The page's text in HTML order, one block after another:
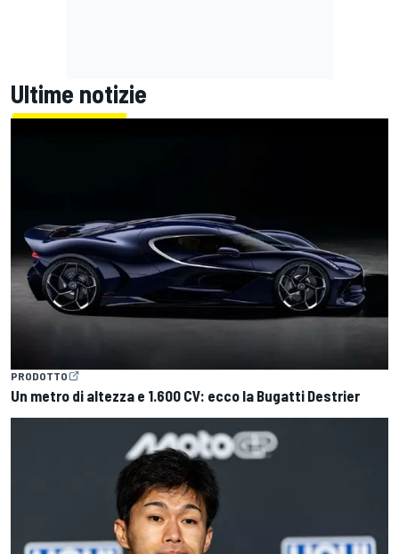
Ultime notizie
PRODOTTO
Un metro di altezza e 1.600 CV: ecco la Bugatti Destrier